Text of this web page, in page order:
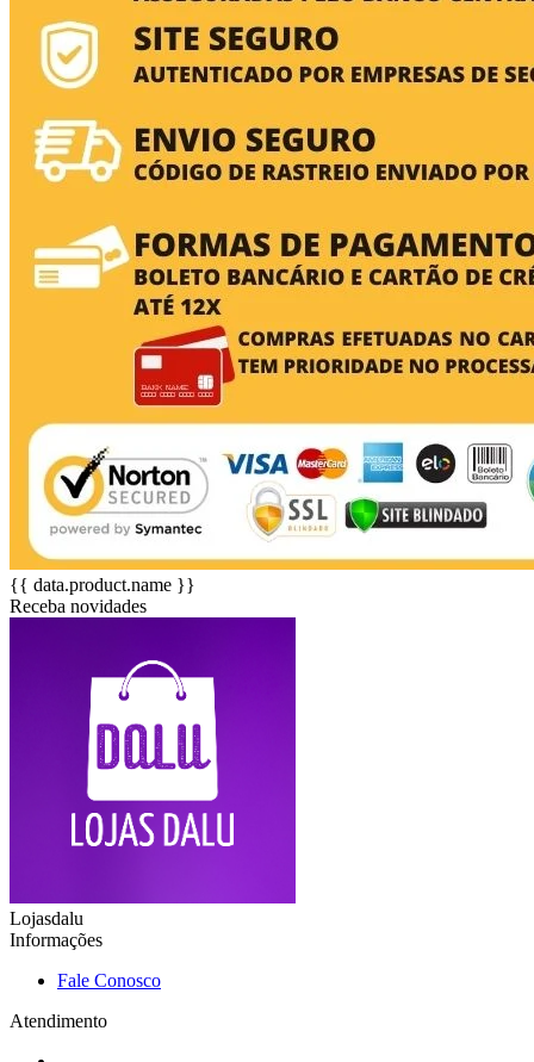
{{ data.product.name }}
Receba novidades
Lojasdalu
Informações
Fale Conosco
Atendimento